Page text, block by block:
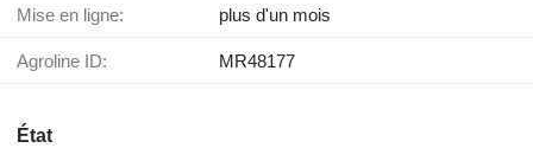
Mise en ligne: plus d'un mois
Agroline ID: MR48177
État